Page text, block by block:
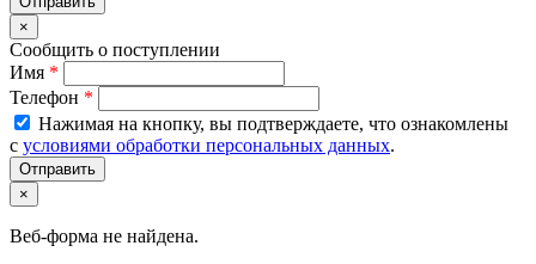
×
Сообщить о поступлении
Имя *
Телефон *
Нажимая на кнопку, вы подтверждаете, что ознакомлены
с условиями обработки персональных данных.
×
Веб-форма не найдена.